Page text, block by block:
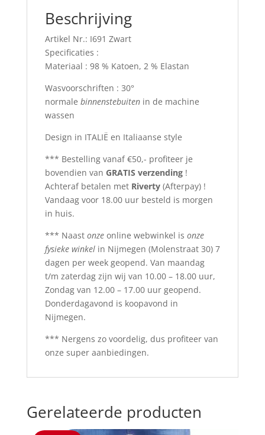
Beschrijving
Artikel Nr.: I691 Zwart
Specificaties :
Materiaal : 98 % Katoen, 2 % Elastan
Wasvoorschriften : 30°
normale binnenstebuiten in de machine
wassen
Design in ITALIË en Italiaanse style
*** Bestelling vanaf €50,- profiteer je
bovendien van GRATIS verzending !
Achteraf betalen met Riverty (Afterpay) !
Vandaag voor 18.00 uur besteld is morgen
in huis.
*** Naast onzeonline webwinkel is onze
fysieke winkelin Nijmegen (Molenstraat 30) 7
dagen per week geopend. Van maandag
t/m zaterdag zijn wij van 10.00 – 18.00 uur,
Zondag van 12.00 – 17.00 uur geopend.
Donderdagavond is koopavond in
Nijmegen.
*** Nergens zo voordelig, dus profiteer van
onze super aanbiedingen.
Gerelateerde producten